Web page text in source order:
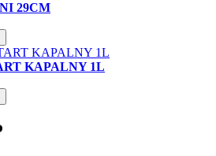
29CM
KAPALNY 1L